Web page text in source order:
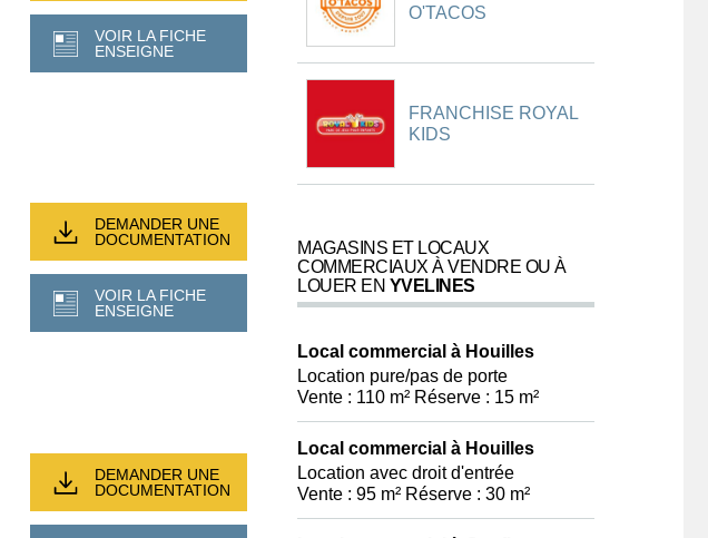
VOIR LA FICHE
ENSEIGNE
DEMANDER UNE
DOCUMENTATION
VOIR LA FICHE
ENSEIGNE
DEMANDER UNE
DOCUMENTATION
O'TACOS
FRANCHISE ROYAL
KIDS
MAGASINS ET LOCAUX
COMMERCIAUX À VENDRE OU À
LOUER EN YVELINES
Local commercial à Houilles
Location pure/pas de porte
Vente : 110 m² Réserve : 15 m²
Local commercial à Houilles
Location avec droit d'entrée
Vente : 95 m² Réserve : 30 m²